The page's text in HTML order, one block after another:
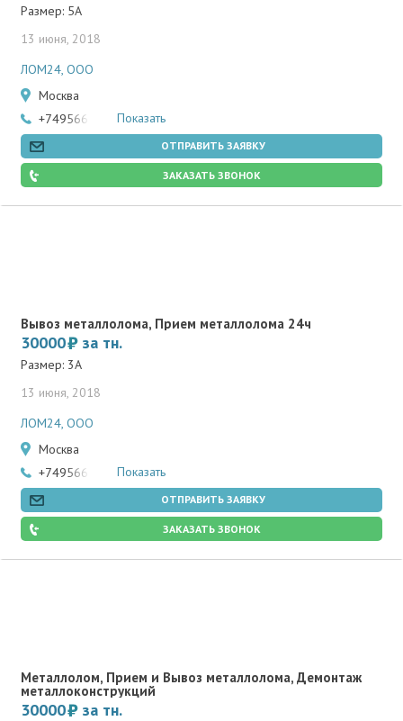
Размер: 5А
13 июня, 2018
ЛОМ24, ООО
Москва
+74956695915Показать
ОТПРАВИТЬ ЗАЯВКУ
ЗАКАЗАТЬ ЗВОНОК
Вывоз металлолома, Прием металлолома 24ч
30000 за тн.
Размер: 3А
13 июня, 2018
ЛОМ24, ООО
Москва
+74956695915Показать
ОТПРАВИТЬ ЗАЯВКУ
ЗАКАЗАТЬ ЗВОНОК
Металлолом, Прием и Вывоз металлолома, Демонтаж
металлоконструкций
30000 за тн.